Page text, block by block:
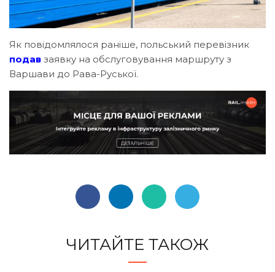
Як повідомлялося раніше, польський перевізник
подав заявку на обслуговування маршруту з
Варшави до Рава-Руської.
ЧИТАЙТЕ ТАКОЖ